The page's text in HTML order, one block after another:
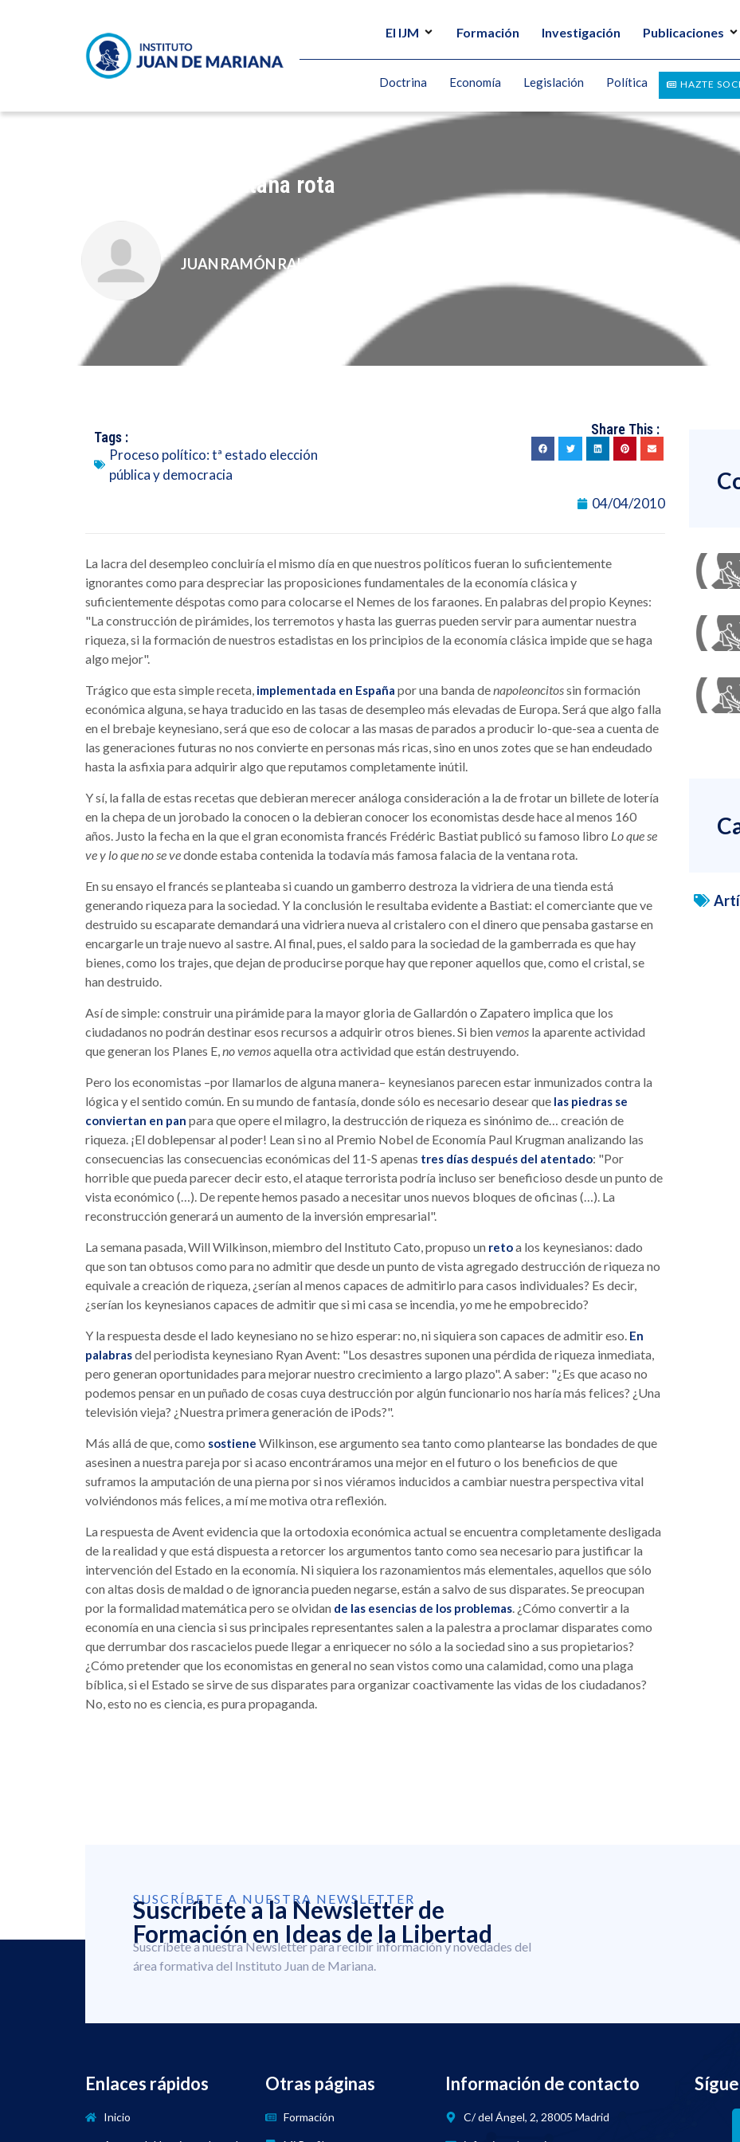
El IJM Formación Investigación Publicaciones
HAZTE
Doctrina Economía Legislación Política
Ni siquiera la ventana rota
JUAN RAMÓN RALLO
Tags :
Proceso político: tª estado elección
pública y democracia
Share This :
04/04/2010
La lacra del desempleo concluiría el mismo día en que nuestros políticos fueran lo suficientemente
ignorantes como para despreciar las proposiciones fundamentales de la economía clásica y
suficientemente déspotas como para colocarse el Nemes de los faraones. En palabras del propio Keynes:
"La construcción de pirámides, los terremotos y hasta las guerras pueden servir para aumentar nuestra
riqueza, si la formación de nuestros estadistas en los principios de la economía clásica impide que se haga
algo mejor".
Trágico que esta simple receta, implementada en España por una banda denapoleoncitossin formación
económica alguna, se haya traducido en las tasas de desempleo más elevadas de Europa. Será que algo falla
en el brebaje keynesiano, será que eso de colocar a las masas de parados a producir lo-que-sea a cuenta de
las generaciones futuras no nos convierte en personas más ricas, sino en unos zotes que se han endeudado
hasta la asfixia para adquirir algo que reputamos completamente inútil.
Y sí, la falla de estas recetas que debieran merecer análoga consideración a la de frotar un billete de lotería
en la chepa de un jorobado la conocen o la debieran conocer los economistas desde hace al menos 160
años. Justo la fecha en la que el gran economista francés Frédéric Bastiat publicó su famoso libro Lo que se
ve y lo que no se vedonde estaba contenida la todavía más famosa falacia de la ventana rota.
En su ensayo el francés se planteaba si cuando un gamberro destroza la vidriera de una tienda está
generando riqueza para la sociedad. Y la conclusión le resultaba evidente a Bastiat: el comerciante que ve
destruido su escaparate demandará una vidriera nueva al cristalero con el dinero que pensaba gastarse en
encargarle un traje nuevo al sastre. Al final, pues, el saldo para la sociedad de la gamberrada es que hay
bienes, como los trajes, que dejan de producirse porque hay que reponer aquellos que, como el cristal, se
han destruido.
Así de simple: construir una pirámide para la mayor gloria de Gallardón o Zapatero implica que los
ciudadanos no podrán destinar esos recursos a adquirir otros bienes. Si bienvemos la aparente actividad
que generan los Planes E,no vemosaquella otra actividad que están destruyendo.
Pero los economistas –por llamarlos de alguna manera– keynesianos parecen estar inmunizados contra la
lógica y el sentido común. En su mundo de fantasía, donde sólo es necesario desear que las piedras se
conviertan en pan para que opere el milagro, la destrucción de riqueza es sinónimo de… creación de
riqueza. ¡El doblepensar al poder! Lean si no al Premio Nobel de Economía Paul Krugman analizando las
consecuencias las consecuencias económicas del 11-S apenas tres días después del atentado: "Por
horrible que pueda parecer decir esto, el ataque terrorista podría incluso ser beneficioso desde un punto de
vista económico (…). De repente hemos pasado a necesitar unos nuevos bloques de oficinas (…). La
reconstrucción generará un aumento de la inversión empresarial".
La semana pasada, Will Wilkinson, miembro del Instituto Cato, propuso un retoa los keynesianos: dado
que son tan obtusos como para no admitir que desde un punto de vista agregado destrucción de riqueza no
equivale a creación de riqueza, ¿serían al menos capaces de admitirlo para casos individuales? Es decir,
¿serían los keynesianos capaces de admitir que si mi casa se incendia,yome he empobrecido?
Y la respuesta desde el lado keynesiano no se hizo esperar: no, ni siquiera son capaces de admitir eso. En
palabrasdel periodista keynesiano Ryan Avent: "Los desastres suponen una pérdida de riqueza inmediata,
pero generan oportunidades para mejorar nuestro crecimiento a largo plazo". A saber: "¿Es que acaso no
podemos pensar en un puñado de cosas cuya destrucción por algún funcionario nos haría más felices? ¿Una
televisión vieja? ¿Nuestra primera generación de iPods?".
Más allá de que, como sostiene Wilkinson, ese argumento sea tanto como plantearse las bondades de que
asesinen a nuestra pareja por si acaso encontráramos una mejor en el futuro o los beneficios de que
suframos la amputación de una pierna por si nos viéramos inducidos a cambiar nuestra perspectiva vital
volviéndonos más felices, a mí me motiva otra reflexión.
La respuesta de Avent evidencia que la ortodoxia económica actual se encuentra completamente desligada
de la realidad y que está dispuesta a retorcer los argumentos tanto como sea necesario para justificar la
intervención del Estado en la economía. Ni siquiera los razonamientos más elementales, aquellos que sólo
con altas dosis de maldad o de ignorancia pueden negarse, están a salvo de sus disparates. Se preocupan
por la formalidad matemática pero se olvidan de las esencias de los problemas. ¿Cómo convertir a la
economía en una ciencia si sus principales representantes salen a la palestra a proclamar disparates como
que derrumbar dos rascacielos puede llegar a enriquecer no sólo a la sociedad sino a sus propietarios?
¿Cómo pretender que los economistas en general no sean vistos como una calamidad, como una plaga
bíblica, si el Estado se sirve de sus disparates para organizar coactivamente las vidas de los ciudadanos?
No, esto no es ciencia, es pura propaganda.
SUSCRÍBETE A NUESTRA NEWSLETTER
Suscríbete a la Newsletter de
Formación en Ideas de la Libertad
Suscríbete a nuestra Newsletter para recibir información y novedades del
área formativa del Instituto Juan de Mariana.
Enlaces rápidos
Inicio
Otras páginas
Formación
Información de contacto
C/ del Ángel, 2, 28005 Madrid